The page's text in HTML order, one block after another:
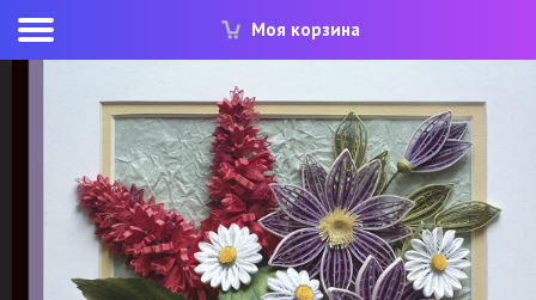
Моя корзина